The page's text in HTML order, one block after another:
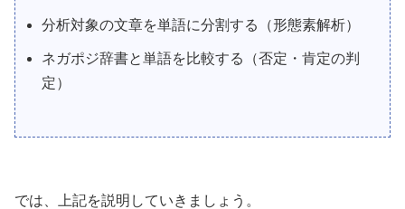
分析対象の文章を単語に分割する（形態素解析）
ネガポジ辞書と単語を比較する（否定・肯定の判
定）
では、上記を説明していきましょう。